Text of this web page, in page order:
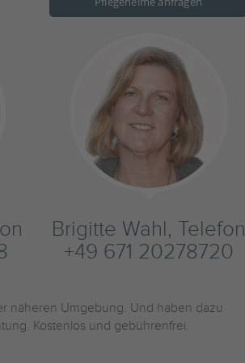
Brigitte Wahl, Telefon
+49 671 20278720
näheren Umgebung. Und haben dazu
Kostenlos und gebührenfrei.